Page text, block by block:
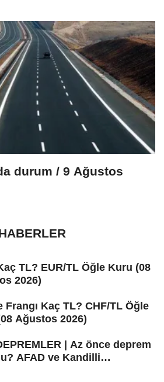
durum / 9 Ağustos
TL? EUR/TL Öğle Kuru (08
2026)
Frangı Kaç TL? CHF/TL Öğle
Ağustos 2026)
| Az önce deprem
AFAD ve Kandilli